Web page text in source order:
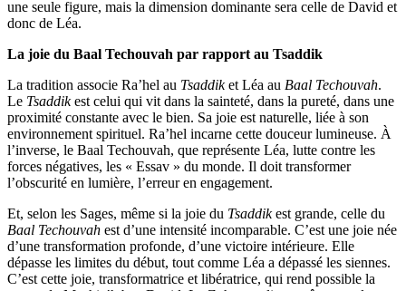
une seule figure, mais la dimension dominante sera celle de David et
donc de Léa.
La joie du Baal Techouvah par rapport au Tsaddik
La tradition associe Ra’hel au Tsaddiket Léa au Baal Techouvah.
Le Tsaddikest celui qui vit dans la sainteté, dans la pureté, dans une
proximité constante avec le bien. Sa joie est naturelle, liée à son
environnement spirituel. Ra’hel incarne cette douceur lumineuse. À
l’inverse, le Baal Techouvah, que représente Léa, lutte contre les
forces négatives, les « Essav » du monde. Il doit transformer
l’obscurité en lumière, l’erreur en engagement.
Et, selon les Sages, même si la joie du Tsaddikest grande, celle du
Baal Techouvah est d’une intensité incomparable. C’est une joie née
d’une transformation profonde, d’une victoire intérieure. Elle
dépasse les limites du début, tout comme Léa a dépassé les siennes.
C’est cette joie, transformatrice et libératrice, qui rend possible la